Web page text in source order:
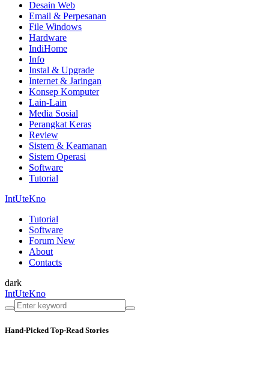
Desain Web
Email & Perpesanan
File Windows
Hardware
IndiHome
Info
Instal & Upgrade
Internet & Jaringan
Konsep Komputer
Lain-Lain
Media Sosial
Perangkat Keras
Review
Sistem & Keamanan
Sistem Operasi
Software
Tutorial
IntUteKno
Tutorial
Software
Forum New
About
Contacts
dark
IntUteKno
Hand-Picked Top-Read Stories